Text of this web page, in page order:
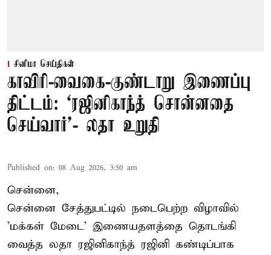
சினிமா செய்திகள்
காவிரி-வைகை-குண்டாறு இணைப்பு
திட்டம்: ‘ரஜினிகாந்த் சொன்னதை
செய்வார்’- லதா உறுதி
Published on: 08 Aug 2026, 3:50 am
சென்னை,
சென்னை சேத்துபட்டில் நடைபெற்ற விழாவில்
'மக்கள் மேடை' இணையதளத்தை தொடங்கி
வைத்த லதா ரஜினிகாந்த் ரஜினி கண்டிப்பாக